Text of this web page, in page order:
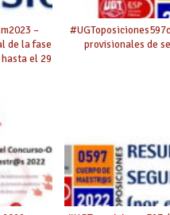
–
de la fase
el 29
provisionales de